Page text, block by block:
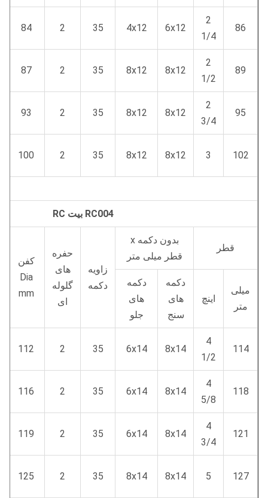
86
2
1/4
6x12
4x12
35
2
84
89
2
1/2
8x12
8x12
35
2
87
95
2
3/4
8x12
8x12
35
2
93
102
3
8x12
8x12
35
2
100
RC004 بیت RC
قطر
بدون دکمه x
قطر میلی متر
زاویه
دکمه
حفره
های
گلوله
ای
کفن
Dia
mm
میلی
متر
اینچ
دکمه
های
سنج
دکمه
های
جلو
114
4
1/2
8x14
6x14
35
2
112
118
4
5/8
8x14
6x14
35
2
116
121
4
3/4
8x14
6x14
35
2
119
127
5
8x14
8x14
35
2
125